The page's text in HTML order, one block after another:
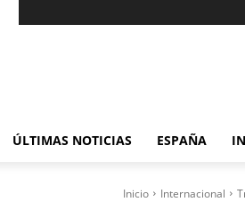
ÚLTIMAS NOTICIAS ESPAÑA
Inicio Internacional